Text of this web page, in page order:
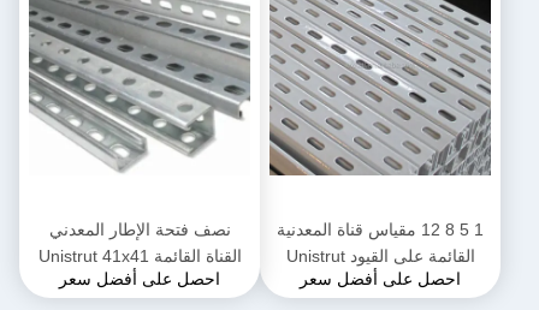
1 5 8 12 مقياس قناة المعدنية
القائمة على القيود Unistrut
Galvanized
احصل على أفضل سعر
نصف فتحة الإطار المعدني
القناة القائمة Unistrut 41x41
احصل على أفضل سعر